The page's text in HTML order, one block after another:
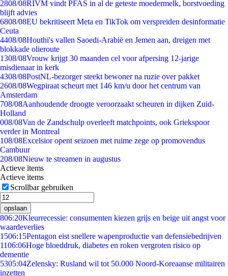
2808/08RIVM vindt PFAS in al de geteste moedermelk, borstvoeding
blijft advies
6808/08EU bekritiseert Meta en TikTok om verspreiden desinformatie
Ceuta
4408/08Houthi's vallen Saoedi-Arabië en Jemen aan, dreigen met
blokkade olieroute
1308/08Vrouw krijgt 30 maanden cel voor afpersing 12-jarige
misdienaar in kerk
4308/08PostNL-bezorger steekt bewoner na ruzie over pakket
2608/08Wegpiraat scheurt met 146 km/u door het centrum van
Amsterdam
708/08Aanhoudende droogte veroorzaakt scheuren in dijken Zuid-
Holland
008/08Van de Zandschulp overleeft matchpoints, ook Griekspoor
verder in Montreal
108/08Excelsior opent seizoen met ruime zege op promovendus
Cambuur
208/08Nieuw te streamen in augustus
Actieve items
Actieve items
Scrollbar gebruiken
opslaan
806:20Kleurrecessie: consumenten kiezen grijs en beige uit angst voor
waardeverlies
1506:15Pentagon eist snellere wapenproductie van defensiebedrijven
1106:06Hoge bloeddruk, diabetes en roken vergroten risico op
dementie
5305:04Zelensky: Rusland wil tot 50.000 Noord-Koreaanse militairen
inzetten